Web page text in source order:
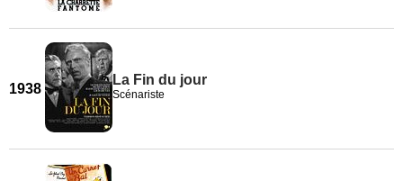
1938
La Fin du jour
Scénariste